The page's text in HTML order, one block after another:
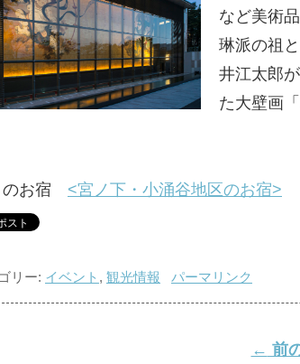
など美術
琳派の祖
井江太郎
た大壁画
のお宿 <宮ノ下・小涌谷地区のお宿>
リー: イベント , 観光情報 パーマリンク
← 前